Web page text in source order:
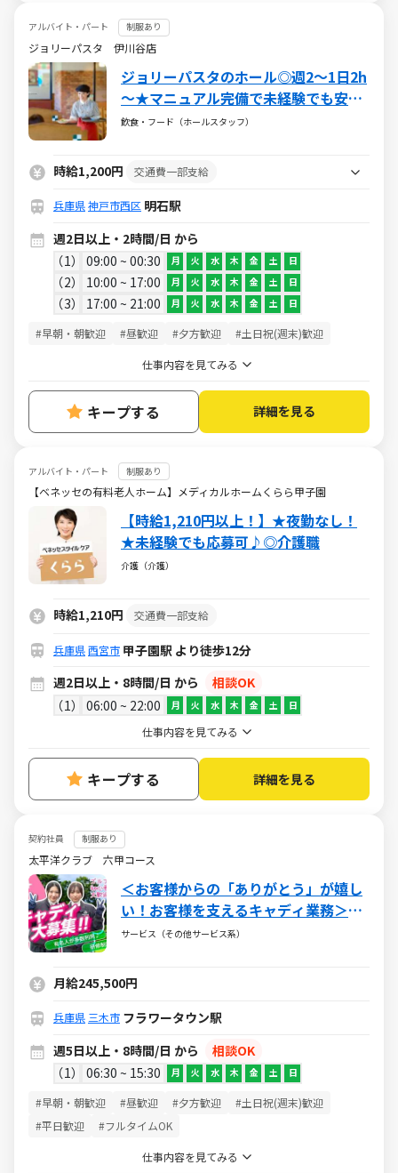
アルバイト・パート 制服あり
ジョリーパスタ 伊川谷店
ジョリーパスタのホール◎週2～1日2h
～★マニュアル完備で未経験でも安
心！
飲食・フード（ホールスタッフ）
時給1,200円 交通費一部支給
兵庫県神戸市西区 明石駅
週2日以上・2時間/日 から
1
09:00 ~ 00:30 月 火 水 木 金 土 日
2 10:00 ~ 17:00 月 火 水 木 金 土 日
3 17:00 ~ 21:00 月 火 水 木 金 土 日
#早朝・朝歓迎 #昼歓迎 #夕方歓迎 #土日祝(週末)歓迎
仕事内容を見てみる
キープする 詳細を見る
アルバイト・パート 制服あり
【ベネッセの有料老人ホーム】メディカルホームくらら甲子園
【時給1,210円以上！】★夜勤なし！
★未経験でも応募可♪◎介護職
介護（介護）
時給1,210円 交通費一部支給
兵庫県西宮市 甲子園駅 より徒歩12分
週2日以上・8時間/日 から
相談OK
1
06:00 ~ 22:00 月 火 水 木 金 土 日
仕事内容を見てみる
キープする 詳細を見る
契約社員 制服あり
太平洋クラブ 六甲コース
＜お客様からの「ありがとう」が嬉し
い！お客様を支えるキャディ業務＞未
経験OK！接客スキル習得＆体を動かせ
サービス（その他サービス系）
月給245,500円
兵庫県 三木市 フラワータウン駅
週5日以上・8時間/日 から
相談OK
1
06:30 ~ 15:30 月 火 水 木 金 土 日
#早朝・朝歓迎 #昼歓迎 #夕方歓迎
#土日祝(週末)歓迎
#平日歓迎
#フルタイムOK
仕事内容を見てみる